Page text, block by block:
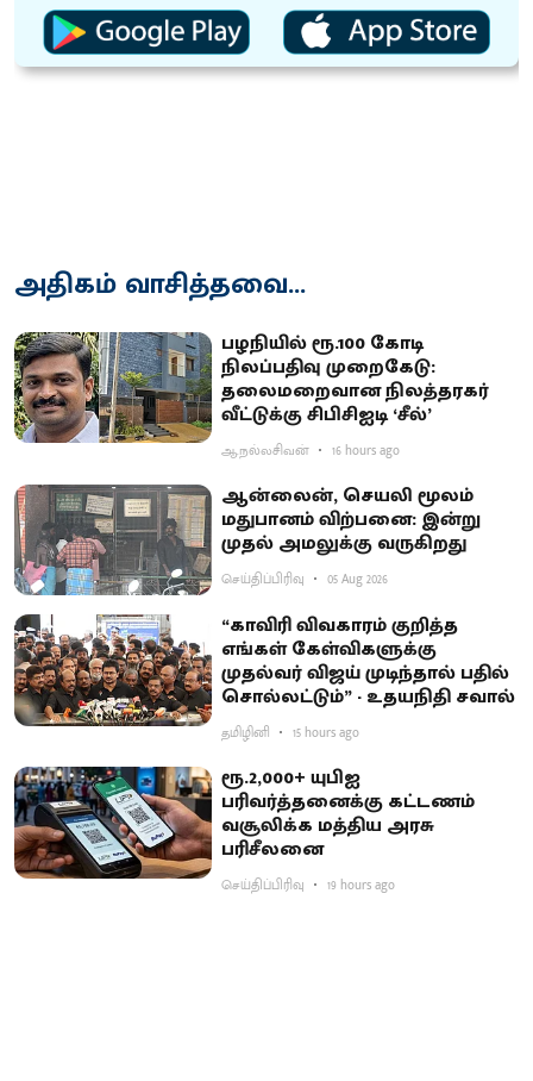
அதிகம் வாசித்தவை...
பழநியில் ரூ.100 கோடி
நிலப்பதிவு முறைகேடு:
தலைமறைவான நிலத்தரகர்
வீட்டுக்கு சிபிசிஐடி ‘சீல்’
ஆ.நல்லசிவன் 16 hours ago
ஆன்லைன், செயலி மூலம்
மதுபானம் விற்பனை: இன்று
முதல் அமலுக்கு வருகிறது
செய்திப்பிரிவு 05 Aug 2026
“காவிரி விவகாரம் குறித்த
எங்கள் கேள்விகளுக்கு
முதல்வர் விஜய் முடிந்தால் பதில்
சொல்லட்டும்” - உதயநிதி சவால்
தமிழினி 15 hours ago
ரூ.2,000+ யுபிஐ
பரிவர்த்தனைக்கு கட்டணம்
வசூலிக்க மத்திய அரசு
பரிசீலனை
செய்திப்பிரிவு 19 hours ago